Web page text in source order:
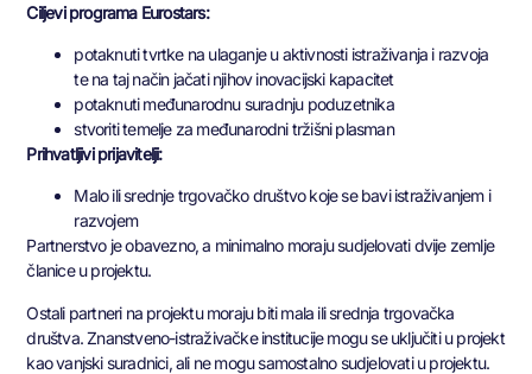
Ciljevi programa Eurostars:
potaknuti tvrtke na ulaganje u aktivnosti istraživanja i razvoja
te na taj način jačati njihov inovacijski kapacitet
potaknuti međunarodnu suradnju poduzetnika
stvoriti temelje za međunarodni tržišni plasman
Prihvatljivi prijavitelji:
Malo ili srednje trgovačko društvo koje se bavi istraživanjem i
razvojem
Partnerstvo je obavezno, a minimalno moraju sudjelovati dvije zemlje
članice u projektu.
Ostali partneri na projektu moraju biti mala ili srednja trgovačka
društva. Znanstveno-istraživačke institucije mogu se uključiti u projekt
kao vanjski suradnici, ali ne mogu samostalno sudjelovati u projektu.